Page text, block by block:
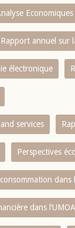
Economiques
Rapport annuel sur
électronique
services
Perspectives
dans
dans l‘UMOA